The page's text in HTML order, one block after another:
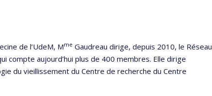
de l’UdeM, Mme Gaudreau dirige, depuis 2010, le Réseau
compte aujourd’hui plus de 400 membres. Elle dirige
du vieillissement du Centre de recherche du Centre